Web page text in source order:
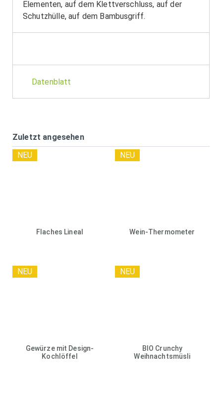
Elementen, auf dem Klettverschluss, auf der
Schutzhülle, auf dem Bambusgriff.
Datenblatt
Zuletzt angesehen
Flaches Lineal
NEU
Wein-Thermometer
NEU
Gewürze mit Design-
Kochlöffel
NEU
BIO Crunchy
Weihnachtsmüsli
NEU